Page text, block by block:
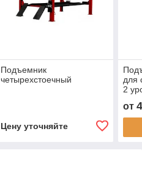
Подъемник
четырехстоечный
Цену уточняйте
для
2
от